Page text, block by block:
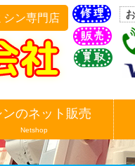
ン専門店
ンのネット販売
Netshop